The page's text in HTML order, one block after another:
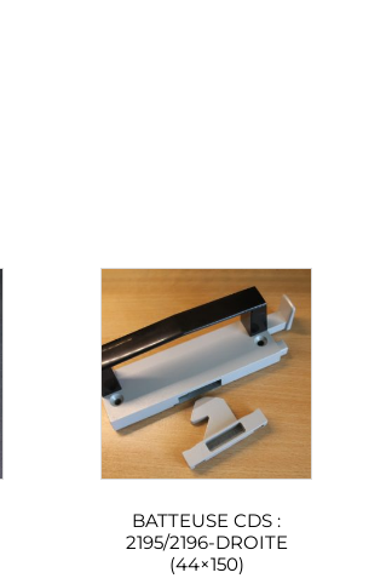
BATTEUSE CDS :
2195/2196-DROITE
(44×150)